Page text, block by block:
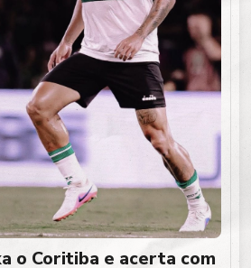
o Coritiba e acerta com